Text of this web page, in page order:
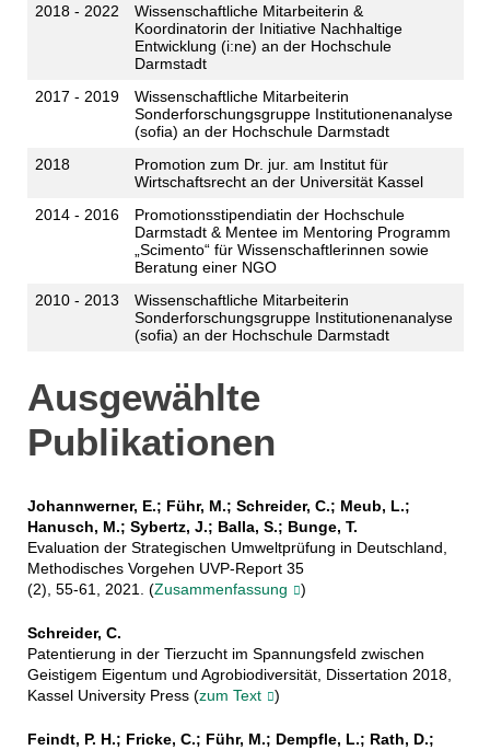
2018 - 2022
Wissenschaftliche Mitarbeiterin &
Koordinatorin der Initiative Nachhaltige
Entwicklung (i:ne) an der Hochschule
Darmstadt
2017 - 2019
Wissenschaftliche Mitarbeiterin
Sonderforschungsgruppe Institutionenanalyse
(sofia) an der Hochschule Darmstadt
2018
Promotion zum Dr. jur. am Institut für
Wirtschaftsrecht an der Universität Kassel
2014 - 2016
Promotionsstipendiatin der Hochschule
Darmstadt & Mentee im Mentoring Programm
„Scimento“ für Wissenschaftlerinnen sowie
Beratung einer NGO
2010 - 2013
Wissenschaftliche Mitarbeiterin
Sonderforschungsgruppe Institutionenanalyse
(sofia) an der Hochschule Darmstadt
Ausgewählte
Publikationen
Johannwerner, E.; Führ, M.; Schreider, C.; Meub, L.;
Hanusch, M.; Sybertz, J.; Balla, S.; Bunge, T.
Evaluation der Strategischen Umweltprüfung in Deutschland,
Methodisches Vorgehen UVP-Report 35
(2), 55-61, 2021. (Zusammenfassung )
Schreider, C.
Patentierung in der Tierzucht im Spannungsfeld zwischen
Geistigem Eigentum und Agrobiodiversität, Dissertation 2018,
Kassel University Press (zum Text )
Feindt, P. H.; Fricke, C.; Führ, M.; Dempfle, L.; Rath, D.;